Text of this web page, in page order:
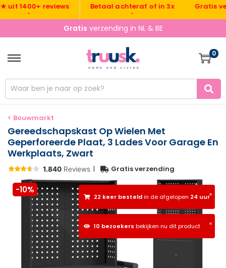
reviews Betaal achteraf of in 3x Gratis
Gratis verzending in NL & BE
0
< Bouwmarkt
Gereedschapskast Op Wielen Met
Geperforeerde Plaat, 3 Lades Voor Garage En
Werkplaats, Zwart
| Gratis verzending
×
22 keer besteldin de afgelopen 24 uur
×
10 bezoekers bekijken nu dit product
-10%